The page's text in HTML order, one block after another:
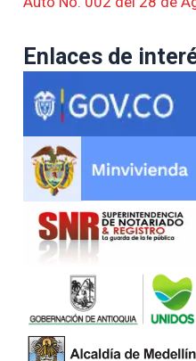
Enlaces de